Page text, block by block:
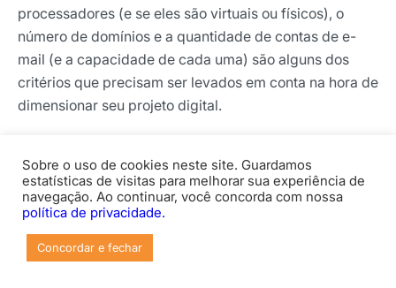
processadores (e se eles são virtuais ou físicos), o
número de domínios e a quantidade de contas de e-
mail (e a capacidade de cada uma) são alguns dos
critérios que precisam ser levados em conta na hora de
dimensionar seu projeto digital.
hospedagem grátisou compartilhada, enquanto
operações complexas demandam hospedagem
dedicada para evitar gargalos e garantir uma operação
com alto desempenho.
Sobre o uso de cookies neste site. Guardamos
estatísticas de visitas para melhorar sua experiência de
navegação. Ao continuar, você concorda com nossa
política de privacidade.
Concordar e fechar